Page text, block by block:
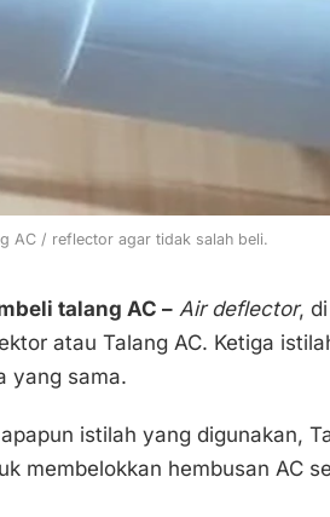
AC / reflector agar tidak salah beli.
talang AC – Air deflector,
atau Talang AC. Ketiga
yang sama.
istilah yang digunakan,
membelokkan hembusan AC